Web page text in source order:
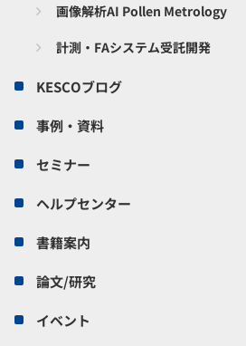
画像解析AI Pollen Metrology
計測・FAシステム受託開発
KESCOブログ
事例・資料
セミナー
ヘルプセンター
書籍案内
論文/研究
イベント